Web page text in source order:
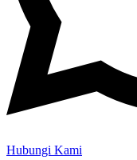
Hubungi Kami